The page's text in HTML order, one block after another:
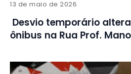
13 de maio de 2026
Desvio temporário
ônibus na Rua Prof.